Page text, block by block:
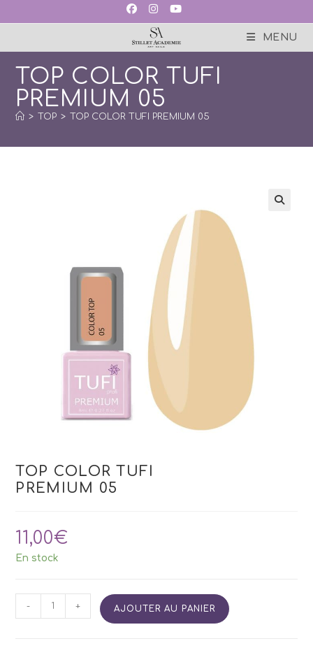
MENU
TOP COLOR TUFI
PREMIUM 05
> TOP > TOP COLOR TUFI PREMIUM 05
TOP COLOR TUFI
PREMIUM 05
11,00€
En stock
quantité
- + AJOUTER AU PANIER